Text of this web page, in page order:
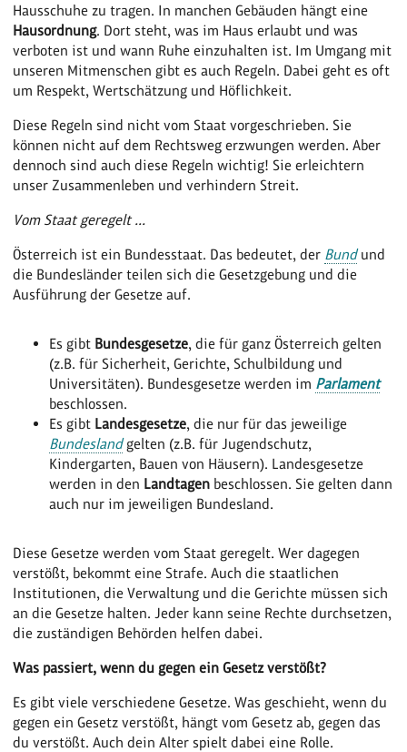
Hausschuhe zu tragen. In manchen Gebäuden hängt eine
Hausordnung. Dort steht, was im Haus erlaubt und was
verboten ist und wann Ruhe einzuhalten ist. Im Umgang mit
unseren Mitmenschen gibt es auch Regeln. Dabei geht es oft
um Respekt, Wertschätzung und Höflichkeit.
Diese Regeln sind nicht vom Staat vorgeschrieben. Sie
können nicht auf dem Rechtsweg erzwungen werden. Aber
dennoch sind auch diese Regeln wichtig! Sie erleichtern
unser Zusammenleben und verhindern Streit.
Vom Staat geregelt ...
Österreich ist ein Bundesstaat. Das bedeutet, der Bundund
die Bundesländer teilen sich die Gesetzgebung und die
Ausführung der Gesetze auf.
Es gibt Bundesgesetze, die für ganz Österreich gelten
(z.B. für Sicherheit, Gerichte, Schulbildung und
Universitäten). Bundesgesetze werden im Parlament
beschlossen.
Es gibt Landesgesetze, die nur für das jeweilige
Bundeslandgelten (z.B. für Jugendschutz,
Kindergarten, Bauen von Häusern). Landesgesetze
werden in den Landtagen beschlossen. Sie gelten dann
auch nur im jeweiligen Bundesland.
Diese Gesetze werden vom Staat geregelt. Wer dagegen
verstößt, bekommt eine Strafe. Auch die staatlichen
Institutionen, die Verwaltung und die Gerichte müssen sich
an die Gesetze halten. Jeder kann seine Rechte durchsetzen,
die zuständigen Behörden helfen dabei.
Was passiert, wenn du gegen ein Gesetz verstößt?
Es gibt viele verschiedene Gesetze. Was geschieht, wenn du
gegen ein Gesetz verstößt, hängt vom Gesetz ab, gegen das
du verstößt. Auch dein Alter spielt dabei eine Rolle.